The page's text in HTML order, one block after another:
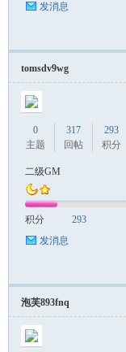
发消息
tomsdv9wg
0
主题
317
回帖
293
积分
二级GM
积分
293
发消息
泡芙893fnq